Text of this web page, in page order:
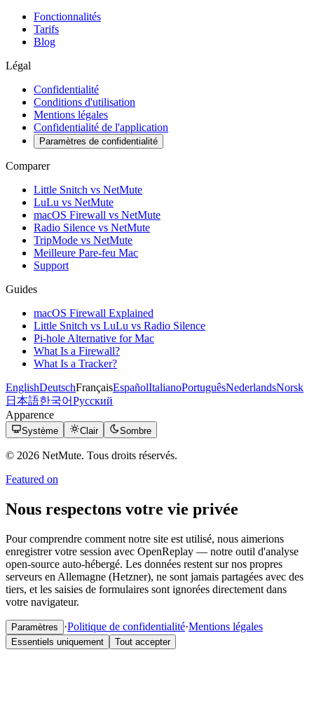
Fonctionnalités
Tarifs
Blog
Légal
Confidentialité
Conditions d'utilisation
Mentions légales
Confidentialité de l'application
Paramètres de confidentialité
Comparer
Little Snitch vs NetMute
LuLu vs NetMute
macOS Firewall vs NetMute
Radio Silence vs NetMute
TripMode vs NetMute
Meilleure Pare-feu Mac
Support
Guides
macOS Firewall Explained
Little Snitch vs LuLu vs Radio Silence
Pi-hole Alternative for Mac
What Is a Firewall?
What Is a Tracker?
EnglishDeutschFrançaisEspañolItalianoPortuguêsNederlandsNorsk
日本語한국어Русский
Apparence
Système Clair Sombre
© 2026 NetMute. Tous droits réservés.
Featured on
Nous respectons votre vie privée
Pour comprendre comment notre site est utilisé, nous aimerions
enregistrer votre session avec OpenReplay — notre outil d'analyse
open-source auto-hébergé. Les données restent sur nos propres
serveurs en Allemagne (Hetzner), ne sont jamais partagées avec des
tiers, et les saisies de formulaires sont ignorées directement dans
votre navigateur.
Paramètres ·Politique de confidentialité·Mentions légales
Essentiels uniquement Tout accepter